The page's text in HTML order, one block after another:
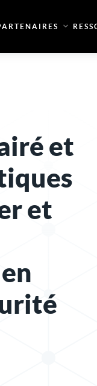
et
et